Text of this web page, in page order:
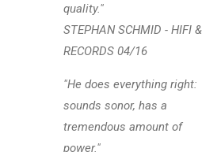
quality."
STEPHAN SCHMID - HIFI &
RECORDS 04/16
"He does everything right:
sounds sonor, has a
tremendous amount of
power."